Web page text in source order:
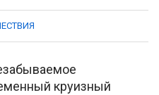
круизный